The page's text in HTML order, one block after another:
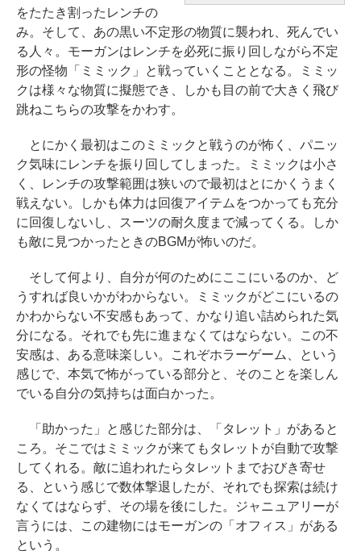
をたたき割ったレンチの
み。そして、あの黒い不定形の物質に襲われ、死んでい
る人々。モーガンはレンチを必死に振り回しながら不定
形の怪物「ミミック」と戦っていくこととなる。ミミッ
クは様々な物質に擬態でき、しかも目の前で大きく飛び
跳ねこちらの攻撃をかわす。
とにかく最初はこのミミックと戦うのが怖く、パニッ
ク気味にレンチを振り回してしまった。ミミックは小さ
く、レンチの攻撃範囲は狭いので最初はとにかくうまく
戦えない。しかも体力は回復アイテムをつかっても充分
に回復しないし、スーツの耐久度まで減ってくる。しか
も敵に見つかったときのBGMが怖いのだ。
そして何より、自分が何のためにここにいるのか、ど
うすれば良いかがわからない。ミミックがどこにいるの
かわからない不安感もあって、かなり追い詰められた気
分になる。それでも先に進まなくてはならない。この不
安感は、ある意味楽しい。これぞホラーゲーム、という
感じで、本気で怖がっている部分と、そのことを楽しん
でいる自分の気持ちは面白かった。
「助かった」と感じた部分は、「タレット」があると
ころ。そこではミミックが来てもタレットが自動で攻撃
してくれる。敵に追われたらタレットまでおびき寄せ
る、という感じで数体撃退したが、それでも探索は続け
なくてはならず、その場を後にした。ジャニュアリーが
言うには、この建物にはモーガンの「オフィス」がある
という。